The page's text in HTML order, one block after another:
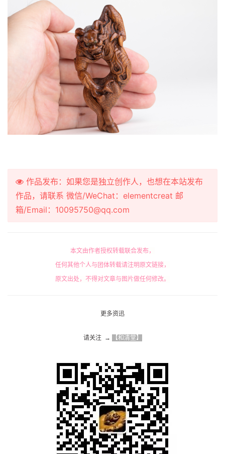
作品发布：如果您是独立创作人，也想在本站发布
作品，请联系 微信/WeChat：elementcreat 邮
箱/Email：10095750@qq.com
本文由作者授权转载联合发布，
任何其他个人与团体转载请注明原文链接，
原文出处，不得对文章与图片做任何修改。
更多资迅
请关注  → 【和清堂】